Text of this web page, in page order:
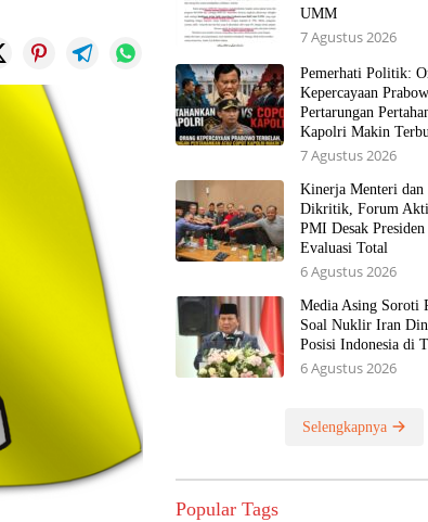
UMM
7 Agustus 2026
Pemerhati Politik:
Kepercayaan
Pertarungan
Kapolri Makin
7 Agustus 2026
Kinerja Menteri dan
Dikritik, Forum
PMI Desak
Evaluasi Total
6 Agustus 2026
Media Asing Soroti
Soal Nuklir Iran
Posisi Indonesia di
6 Agustus 2026
Selengkapnya
Popular Tags